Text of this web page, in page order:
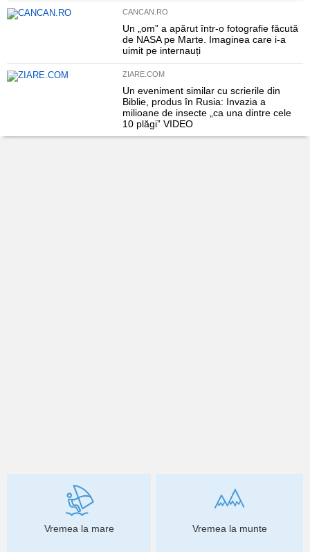
CANCAN.RO
Un „om” a apărut într-o fotografie făcută
de NASA pe Marte. Imaginea care i-a
uimit pe internauți
ZIARE.COM
Un eveniment similar cu scrierile din
Biblie, produs în Rusia: Invazia a
milioane de insecte „ca una dintre cele
10 plăgi” VIDEO
Vremea la mare Vremea la munte